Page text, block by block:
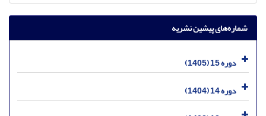
شماره‌های پیشین نشریه
دوره 15 (1405)
دوره 14 (1404)